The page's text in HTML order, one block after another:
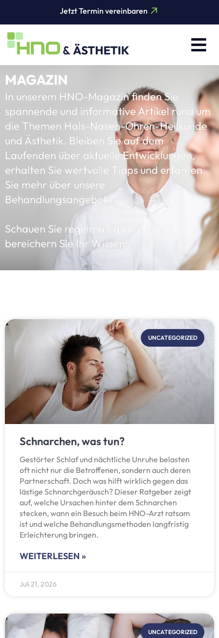
Jetzt Termin vereinbaren
MAGAZIN
In unserem HNO-Magazin finden Sie
spannende und informative Artikel rund um
die Themen Hals-Nasen-Ohren-Heilkunde
und Ästhetik. Bleiben Sie auf dem
Laufenden über aktuelle Entwicklungen,
erhalten Sie wertvolle Tipps und erfahren
Sie mehr über unsere
Behandlungsangebote.
Schauen Sie regelmäßig vorbei und
bereichern Sie Ihr Wissen!
UNCATEGORIZED
Schnarchen, was tun?
Gestörter Schlaf und nächtliche Unruhe belasten
oft nicht nur die Betroffenen, sondern auch deren
Partnerschaft. Doch was hilft wirklich gegen das
lästige Schnarchgeräusch? Dieser Ratgeber zeigt
auf, welche Ursachen hinter dem Schnarchen
stecken, wann ein Besuch beim HNO-Arzt ratsam
ist und welche Behandlungsmethoden langfristig
Erleichterung bringen.
WEITERLESEN »
Juli 21, 2026
UNCATEGORIZED